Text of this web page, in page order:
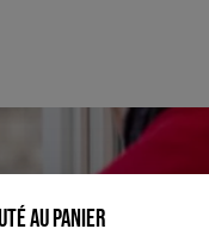
au panier